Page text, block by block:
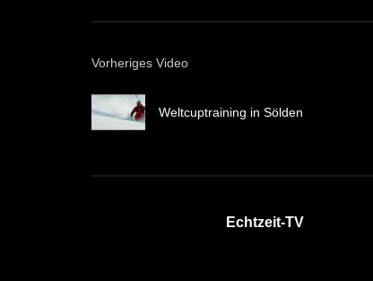
Vorheriges Video
Weltcuptraining in Sölden
Echtzeit-TV